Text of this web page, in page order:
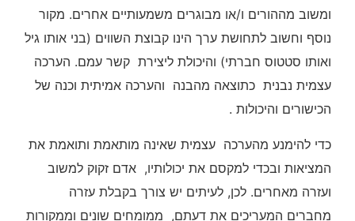
ומשוב מההורים ו/או מבוגרים משמעותיים אחרים. מקור
נוסף וחשוב לתחושת ערך הינו קבוצת השווים (בני אותו גיל
ואותו סטטוס חברתי) והיכולת ליצירת קשר עמם. הערכה
עצמית נבנית כתוצאה מהבנה והערכה אמיתית וכנה של
הכישורים והיכולות .
כדי להימנע מהערכה עצמית שאינה מותאמת ותואמת את
המציאות ובכדי למקסם את יכולותיו, אדם זקוק למשוב
ועזרה מאחרים. לכן, לעיתים יש צורך בקבלת עזרה
מחברים המעריכים את דעתם, ממומחים שונים וממקורות